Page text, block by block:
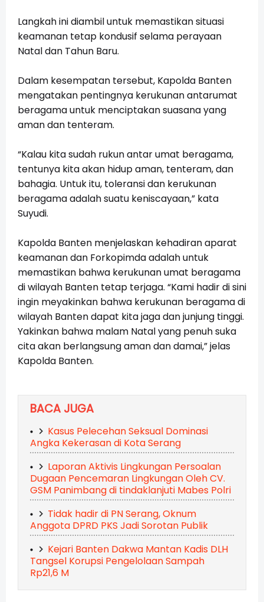
Langkah ini diambil untuk memastikan situasi
keamanan tetap kondusif selama perayaan
Natal dan Tahun Baru.
Dalam kesempatan tersebut, Kapolda Banten
mengatakan pentingnya kerukunan antarumat
beragama untuk menciptakan suasana yang
aman dan tenteram.
“Kalau kita sudah rukun antar umat beragama,
tentunya kita akan hidup aman, tenteram, dan
bahagia. Untuk itu, toleransi dan kerukunan
beragama adalah suatu keniscayaan,” kata
Suyudi.
Kapolda Banten menjelaskan kehadiran aparat
keamanan dan Forkopimda adalah untuk
memastikan bahwa kerukunan umat beragama
di wilayah Banten tetap terjaga. “Kami hadir di sini
ingin meyakinkan bahwa kerukunan beragama di
wilayah Banten dapat kita jaga dan junjung tinggi.
Yakinkan bahwa malam Natal yang penuh suka
cita akan berlangsung aman dan damai,” jelas
Kapolda Banten.
BACA JUGA
Kasus Pelecehan Seksual Dominasi
Angka Kekerasan di Kota Serang
Laporan Aktivis Lingkungan Persoalan
Dugaan Pencemaran Lingkungan Oleh CV.
GSM Panimbang di tindaklanjuti Mabes Polri
Tidak hadir di PN Serang, Oknum
Anggota DPRD PKS Jadi Sorotan Publik
Kejari Banten Dakwa Mantan Kadis DLH
Tangsel Korupsi Pengelolaan Sampah
Rp21,6 M